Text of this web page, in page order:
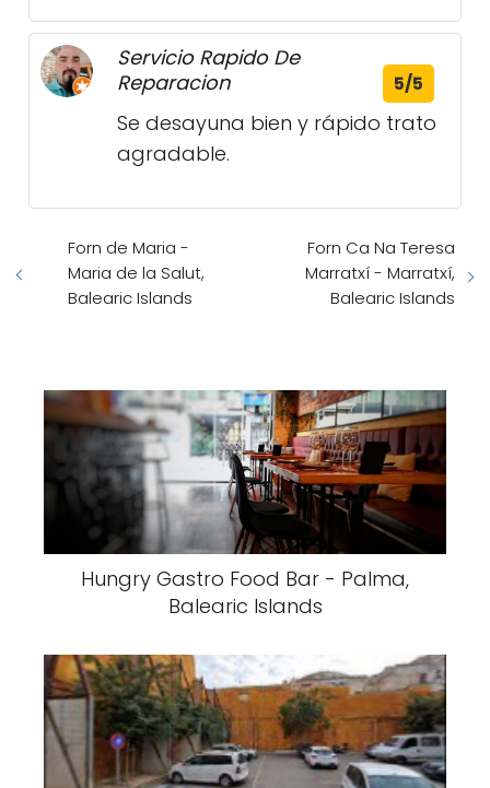
Servicio Rapido De
Reparacion
5/5
Se desayuna bien y rápido trato
agradable.
Forn de Maria -
Maria de la Salut,
Balearic Islands
Forn Ca Na Teresa
Marratxí - Marratxí,
Balearic Islands
Hungry Gastro Food Bar - Palma,
Balearic Islands